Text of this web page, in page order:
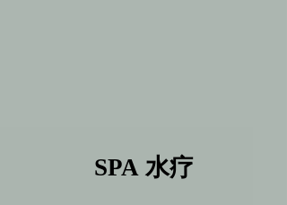
SPA 水疗
SPA 水疗